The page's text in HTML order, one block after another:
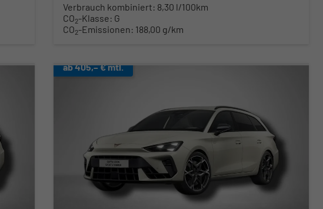
Verbrauch kombiniert: 8,30 l/100km
CO2-Klasse: G
CO2-Emissionen: 188,00 g/km
ab 405,– € mtl.